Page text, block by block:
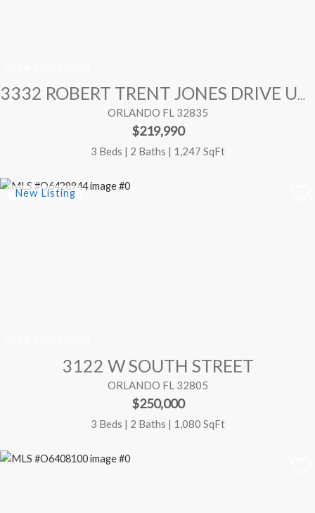
3332 ROBERT TRENT JONES DRIVE UNIT 20603
ORLANDO FL 32835
$219,990
3 Beds | 2 Baths | 1,247 SqFt
3122 W SOUTH STREET
ORLANDO FL 32805
$250,000
3 Beds | 2 Baths | 1,080 SqFt